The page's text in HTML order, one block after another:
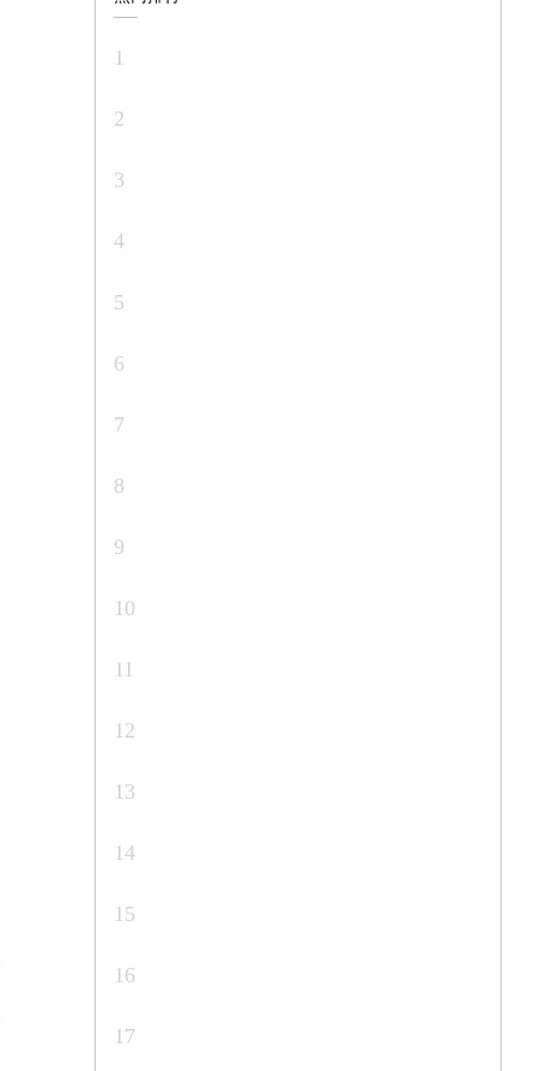
1
2
3
4
5
6
7
8
9
10
11
12
13
14
15
16
17